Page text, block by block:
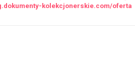
kolekcjonerskie.com/oferta